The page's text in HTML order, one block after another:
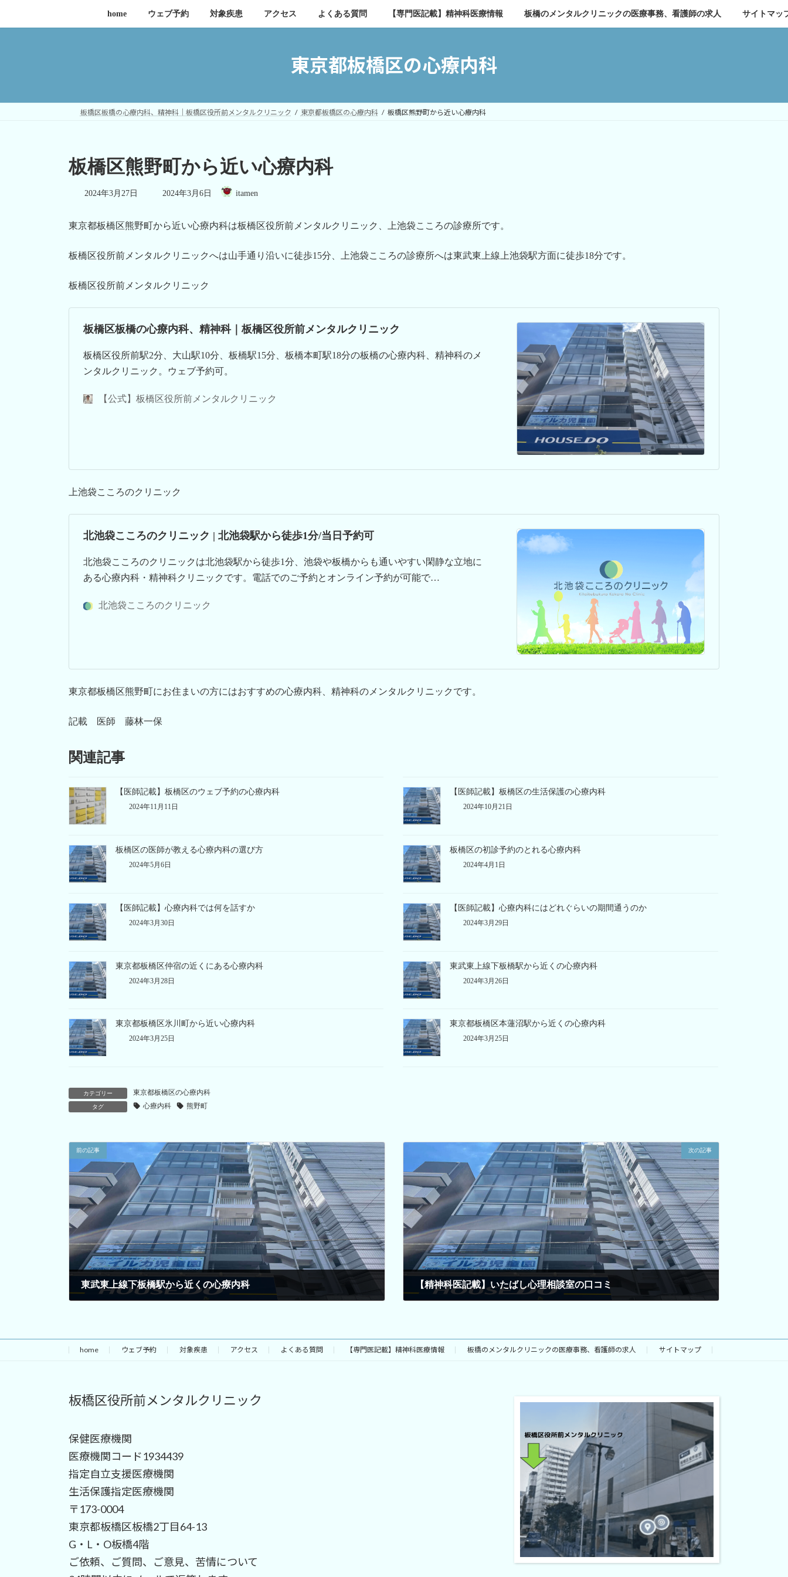
キ
に
home ウェブ予約 対象疾患 アクセス よくある質問 【専門医記載】精神科医療情報 板橋のメンタルクリニックの医療事務、看護師の求人 サイトマッ
東京都板橋区の心療内科
板橋区板橋の心療内科、精神科｜板橋区役所前メンタルクリニック 東京都板橋区の心療内科 板橋区熊野町から近い心療内科
板橋区熊野町から近い心療内科
2024年3月27日
最
新
日
2024年3月6日 itamen
東京都板橋区熊野町から近い心療内科は板橋区役所前メンタルクリニック、上池袋こころの診療所です。
板橋区役所前メンタルクリニックへは山手通り沿いに徒歩15分、上池袋こころの診療所へは東武東上線上池袋駅方面に徒歩18分です。
板橋区役所前メンタルクリニック
板橋区板橋の心療内科、精神科｜板橋区役所前メンタルクリニック
板橋区役所前駅2分、大山駅10分、板橋駅15分、板橋本町駅18分の板橋の心療内科、精神科のメ
ンタルクリニック。ウェブ予約可。
【公式】板橋区役所前メンタルクリニック
上池袋こころのクリニック
北池袋こころのクリニック | 北池袋駅から徒歩1分/当日予約可
北池袋こころのクリニックは北池袋駅から徒歩1分、池袋や板橋からも通いやすい閑静な立地に
ある心療内科・精神科クリニックです。電話でのご予約とオンライン予約が可能で…
北池袋こころのクリニック
東京都板橋区熊野町にお住まいの方にはおすすめの心療内科、精神科のメンタルクリニックです。
記載 医師 藤林一保
関連記事
【医師記載】板橋区のウェブ予約の心療内科
2024年11月11日
【医師記載】板橋区の生活保護の心療内科
2024年10月21日
板橋区の医師が教える心療内科の選び方
2024年5月6日
板橋区の初診予約のとれる心療内科
2024年4月1日
【医師記載】心療内科では何を話すか
2024年3月30日
【医師記載】心療内科にはどれぐらいの期間通うのか
2024年3月29日
東京都板橋区仲宿の近くにある心療内科
2024年3月28日
東武東上線下板橋駅から近くの心療内科
2024年3月26日
東京都板橋区氷川町から近い心療内科
2024年3月25日
東京都板橋区本蓮沼駅から近くの心療内科
2024年3月25日
カテゴリー 東京都板橋区の心療内科
タグ 心療内科 熊野町
前の記事
東武東上線下板橋駅から近くの心療内科
次の記事
【精神科医記載】いたばし心理相談室の口コミ
home ウェブ予約 対象疾患 アクセス よくある質問 【専門医記載】精神科医療情報 板橋のメンタルクリニックの医療事務、看護師の求人 サイトマップ
板橋区役所前メンタルクリニック
保健医療機関
医療機関コード1934439
指定自立支援医療機関
生活保護指定医療機関
〒173-0004
東京都板橋区板橋2丁目64-13
G・L・O板橋4階
ご依頼、ご質問、ご意見、苦情について